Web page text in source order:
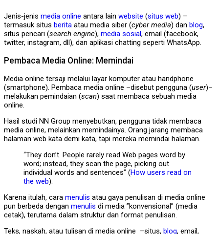
Jenis-jenis media online antara lain website (situs web) –
termasuk situs berita atau media siber (cyber media) dan blog,
situs pencari (search engine), media sosial, email (facebook,
twitter, instagram, dll), dan aplikasi chatting seperti WhatsApp.
Pembaca Media Online: Memindai
Media online tersaji melalui layar komputer atau handphone
(smartphone). Pembaca media online –disebut pengguna (user)–
melakukan pemindaian (scan) saat membaca sebuah media
online.
Hasil studi NN Group menyebutkan, pengguna tidak membaca
media online, melainkan memindainya. Orang jarang membaca
halaman web kata demi kata, tapi mereka memindai halaman.
“They don’t. People rarely read Web pages word by
word; instead, they scan the page, picking out
individual words and sentences” (How users read on
the web).
Karena itulah, cara menulis atau gaya penulisan di media online
pun berbeda dengan menulis di media ”konvensional” (media
cetak), terutama dalam struktur dan format penulisan.
Teks, naskah, atau tulisan di media online –situs, blog, email,